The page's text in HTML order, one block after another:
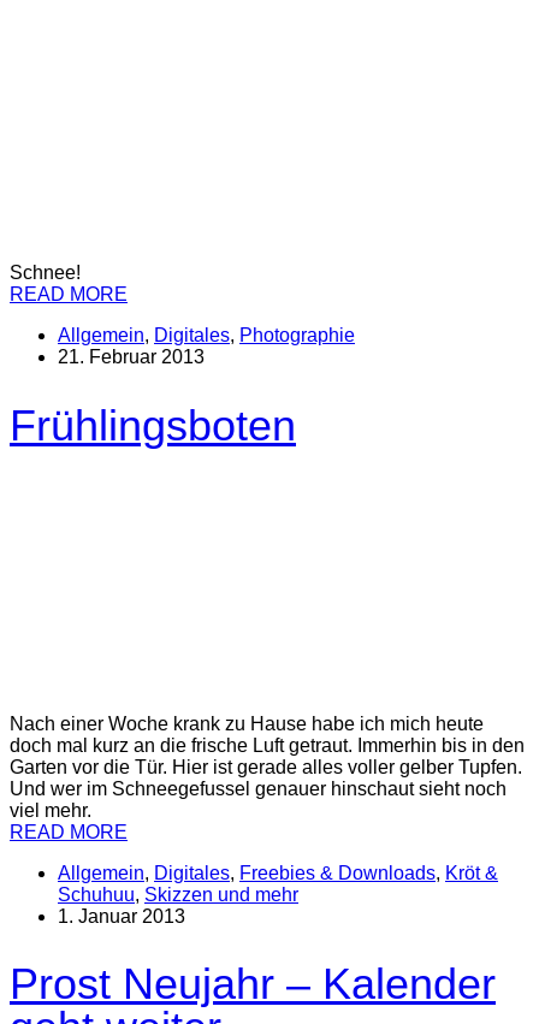
Schnee!
READ MORE
Allgemein, Digitales, Photographie
21. Februar 2013
Frühlingsboten
Nach einer Woche krank zu Hause habe ich mich heute
doch mal kurz an die frische Luft getraut. Immerhin bis in den
Garten vor die Tür. Hier ist gerade alles voller gelber Tupfen.
Und wer im Schneegefussel genauer hinschaut sieht noch
viel mehr.
READ MORE
Allgemein, Digitales, Freebies & Downloads, Kröt &
Schuhuu, Skizzen und mehr
1. Januar 2013
Prost Neujahr – Kalender